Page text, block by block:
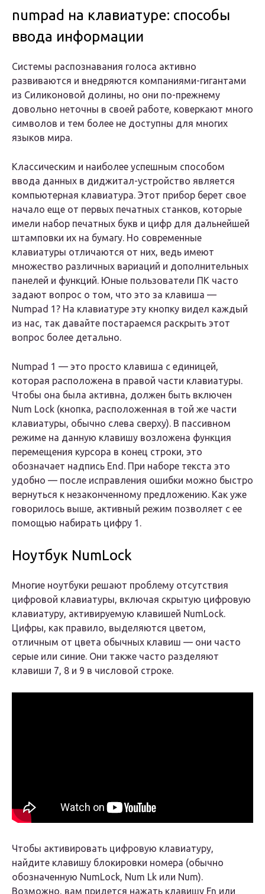
numpad на клавиатуре: способы
ввода информации
Системы распознавания голоса активно
развиваются и внедряются компаниями-гигантами
из Силиконовой долины, но они по-прежнему
довольно неточны в своей работе, коверкают много
символов и тем более не доступны для многих
языков мира.
Классическим и наиболее успешным способом
ввода данных в диджитал-устройство является
компьютерная клавиатура. Этот прибор берет свое
начало еще от первых печатных станков, которые
имели набор печатных букв и цифр для дальнейшей
штамповки их на бумагу. Но современные
клавиатуры отличаются от них, ведь имеют
множество различных вариаций и дополнительных
панелей и функций. Юные пользователи ПК часто
задают вопрос о том, что это за клавиша —
Numpad 1? На клавиатуре эту кнопку видел каждый
из нас, так давайте постараемся раскрыть этот
вопрос более детально.
Numpad 1 — это просто клавиша с единицей,
которая расположена в правой части клавиатуры.
Чтобы она была активна, должен быть включен
Num Lock (кнопка, расположенная в той же части
клавиатуры, обычно слева сверху). В пассивном
режиме на данную клавишу возложена функция
перемещения курсора в конец строки, это
обозначает надпись End. При наборе текста это
удобно — после исправления ошибки можно быстро
вернуться к незаконченному предложению. Как уже
говорилось выше, активный режим позволяет с ее
помощью набирать цифру 1.
Ноутбук NumLock
Многие ноутбуки решают проблему отсутствия
цифровой клавиатуры, включая скрытую цифровую
клавиатуру, активируемую клавишей NumLock.
Цифры, как правило, выделяются цветом,
отличным от цвета обычных клавиш — они часто
серые или синие. Они также часто разделяют
клавиши 7, 8 и 9 в числовой строке.
Чтобы активировать цифровую клавиатуру,
найдите клавишу блокировки номера (обычно
обозначенную NumLock, Num Lk или Num).
Возможно, вам придется нажать клавишу Fn или